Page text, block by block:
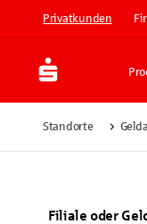
Privatkunden
Standorte
Filiale oder